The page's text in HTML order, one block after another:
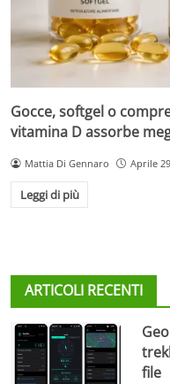
Gocce, softgel o
vitamina D assorbe
Mattia Di Gennaro Aprile
Leggi di più
ARTICOLI RECENTI
file